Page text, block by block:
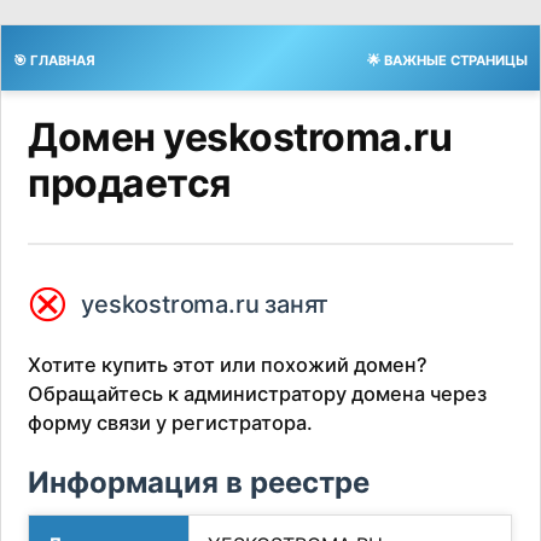
🎯 ГЛАВНАЯ 🌟 ВАЖНЫЕ СТРАНИЦЫ
Домен yeskostroma.ru
продается
⮿ yeskostroma.ru занят
Хотите купить этот или похожий домен?
Обращайтесь к администратору домена через
форму связи у регистратора.
Информация в реестре